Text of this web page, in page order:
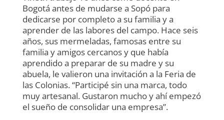
Bogotá antes de mudarse a Sopó para
dedicarse por completo a su familia y a
aprender de las labores del campo. Hace seis
años, sus mermeladas, famosas entre su
familia y amigos cercanos y que había
aprendido a preparar de su madre y su
abuela, le valieron una invitación a la Feria de
las Colonias. “Participé sin una marca, todo
muy artesanal. Gustaron mucho y ahí empezó
el sueño de consolidar una empresa”.